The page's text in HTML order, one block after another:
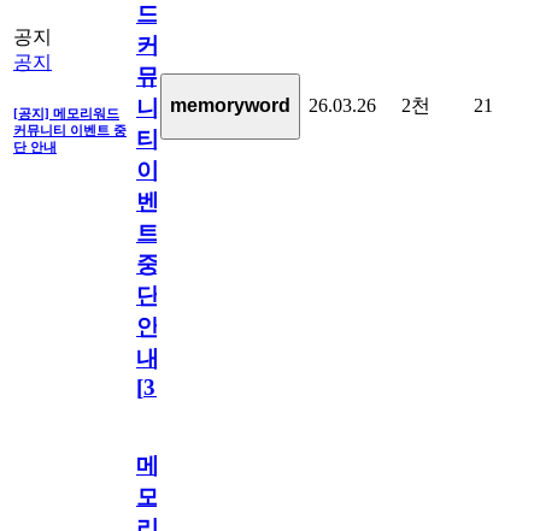
공지
공지
[공지] 메모리워드
커뮤니티 이벤트 중
단 안내
드
커
뮤
니
티
이
벤
트
중
단
안
내
[31
memoryword 26.03.26 2천 21
메
모